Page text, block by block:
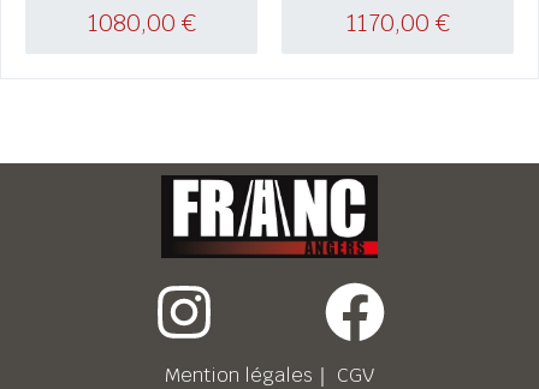
1080,00 € 1170,00 €
Mention légales ｜ CGV